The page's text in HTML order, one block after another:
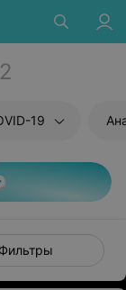
2
19
Фильтры